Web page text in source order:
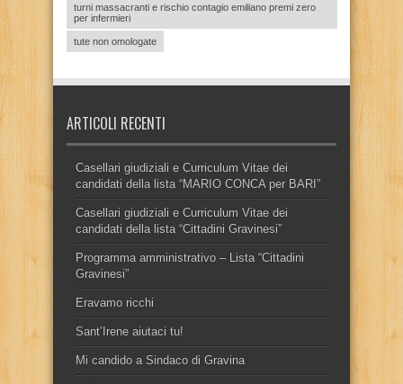
turni massacranti e rischio contagio emiliano premi zero
per infermieri
tute non omologate
ARTICOLI RECENTI
Casellari giudiziali e Curriculum Vitae dei
candidati della lista “MARIO CONCA per BARI”
Casellari giudiziali e Curriculum Vitae dei
candidati della lista “Cittadini Gravinesi”
Programma amministrativo – Lista “Cittadini
Gravinesi”
Eravamo ricchi
Sant’Irene aiutaci tu!
Mi candido a Sindaco di Gravina